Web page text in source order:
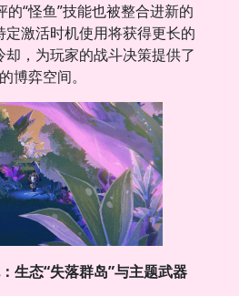
的“怪鱼”技能也被整合进新的
激活时机使用将获得更长的
，为玩家的战斗决策提供了
博弈空间。
生态“失落群岛”与主题武器